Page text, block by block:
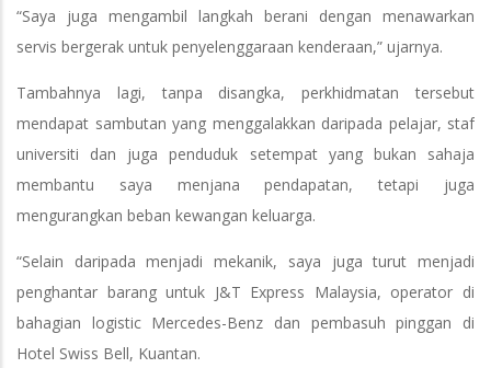
“Saya juga mengambil langkah berani dengan menawarkan
servis bergerak untuk penyelenggaraan kenderaan,” ujarnya.
Tambahnya lagi, tanpa disangka, perkhidmatan tersebut
mendapat sambutan yang menggalakkan daripada pelajar, staf
universiti dan juga penduduk setempat yang bukan sahaja
membantu saya menjana pendapatan, tetapi juga
mengurangkan beban kewangan keluarga.
“Selain daripada menjadi mekanik, saya juga turut menjadi
penghantar barang untuk J&T Express Malaysia, operator di
bahagian logistic Mercedes-Benz dan pembasuh pinggan di
Hotel Swiss Bell, Kuantan.